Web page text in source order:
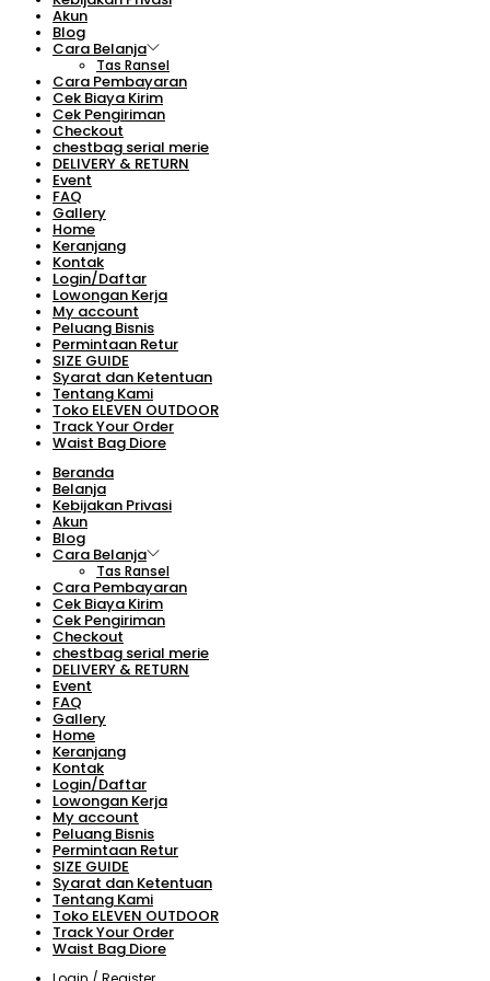
Akun
Blog
Cara Belanja
Tas Ransel
Cara Pembayaran
Cek Biaya Kirim
Cek Pengiriman
Checkout
chestbag serial merie
DELIVERY & RETURN
Event
FAQ
Gallery
Home
Keranjang
Kontak
Login/Daftar
Lowongan Kerja
My account
Peluang Bisnis
Permintaan Retur
SIZE GUIDE
Syarat dan Ketentuan
Tentang Kami
Toko ELEVEN OUTDOOR
Track Your Order
Waist Bag Diore
Beranda
Belanja
Kebijakan Privasi
Akun
Blog
Cara Belanja
Tas Ransel
Cara Pembayaran
Cek Biaya Kirim
Cek Pengiriman
Checkout
chestbag serial merie
DELIVERY & RETURN
Event
FAQ
Gallery
Home
Keranjang
Kontak
Login/Daftar
Lowongan Kerja
My account
Peluang Bisnis
Permintaan Retur
SIZE GUIDE
Syarat dan Ketentuan
Tentang Kami
Toko ELEVEN OUTDOOR
Track Your Order
Waist Bag Diore